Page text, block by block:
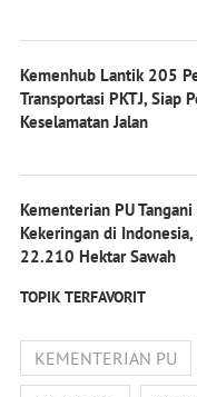
Kemenhub Lantik 205
Transportasi PKTJ, Siap
Keselamatan Jalan
Kementerian PU
Kekeringan di
22.210 Hektar Sawah
TOPIK TERFAVORIT
KEMENTERIAN PU